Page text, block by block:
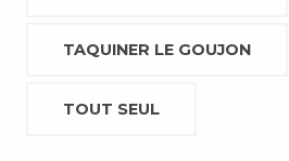
TAQUINER LE GOUJON
TOUT SEUL